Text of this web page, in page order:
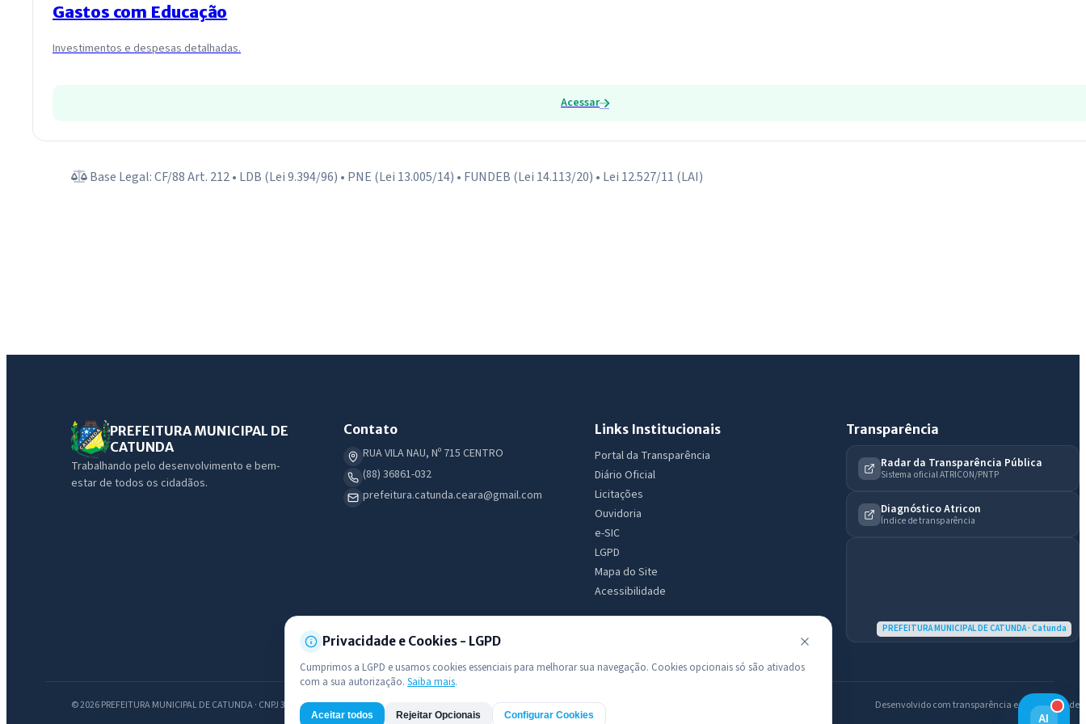
Gastos com Educação
Investimentos e despesas detalhadas.
Acessar
Base Legal: CF/88 Art. 212 • LDB (Lei 9.394/96) • PNE (Lei 13.005/14) • FUNDEB (Lei 14.113/20) • Lei 12.527/11 (LAI)
PREFEITURA MUNICIPAL DE
CATUNDA
Trabalhando pelo desenvolvimento e bem-
estar de todos os cidadãos.
Contato
RUA VILA NAU, Nº 715 CENTRO
(88) 36861-032
prefeitura.catunda.ceara@gmail.com
Links Institucionais
Portal da Transparência
Diário Oficial
Licitações
Ouvidoria
e-SIC
LGPD
Mapa do Site
Acessibilidade
Transparência
Radar da Transparência Pública
Sistema oficial ATRICON/PNTP
Diagnóstico Atricon
Índice de transparência
PREFEITURA MUNICIPAL DE CATUNDA · Catunda
© 2026 PREFEITURA MUNICIPAL DE CATUNDA · CNPJ 35.049.097/0001-01 — Todos os direitos reservados Desenvolvido com transparência e acessibilidade
Privacidade e Cookies - LGPD
Cumprimos a LGPD e usamos cookies essenciais para melhorar sua navegação. Cookies opcionais só são ativados
com a sua autorização. Saiba mais.
Aceitar todos Rejeitar Opcionais Configurar Cookies AI